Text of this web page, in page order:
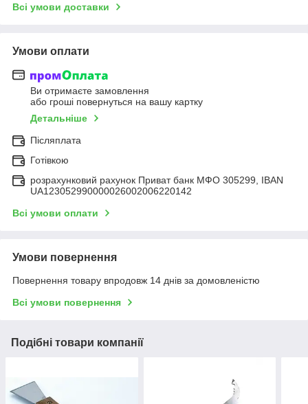
Всі умови доставки
Умови оплати
Ви отримаєте замовлення
або гроші повернуться на вашу картку
Детальніше
Післяплата
Готівкою
розрахунковий рахунок Приват банк МФО 305299, IBAN
UA123052990000026002006220142
Всі умови оплати
Умови повернення
Повернення товару впродовж 14 днів за домовленістю
Всі умови повернення
Подібні товари компанії